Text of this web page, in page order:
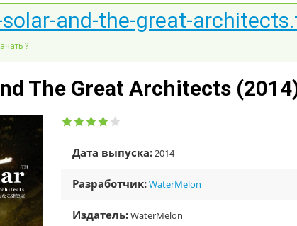
solar-and-the-great-
?
The Great Architects
Дата выпуска:2014
Разработчик:WaterMelon
Издатель:WaterMelon